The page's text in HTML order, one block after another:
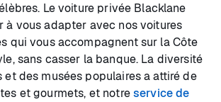
Le voiture privée Blacklane
à vous adapter avec nos voitures
qui vous accompagnent sur la Côte
sans casser la banque. La diversité
et des musées populaires a attiré de
et gourmets, et notreservice de